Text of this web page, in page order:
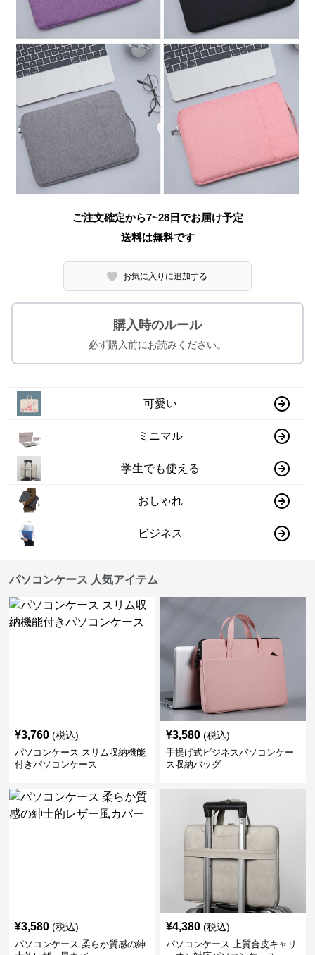
ご注文確定から7~28日でお届け予定
送料は無料です
お気に入りに追加する
購入時のルール
必ず購入前にお読みください。
可愛い
ミニマル
学生でも使える
おしゃれ
ビジネス
パソコンケース 人気アイテム
¥3,760 (税込)
パソコンケース スリム収納機能
付きパソコンケース
¥3,580 (税込)
手提げ式ビジネスパソコンケー
ス収納バッグ
¥3,580 (税込)
パソコンケース 柔らか質感の紳
¥4,380 (税込)
パソコンケース 上質合皮キャリ